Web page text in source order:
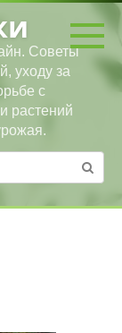
Советы
уходу за
с
растений